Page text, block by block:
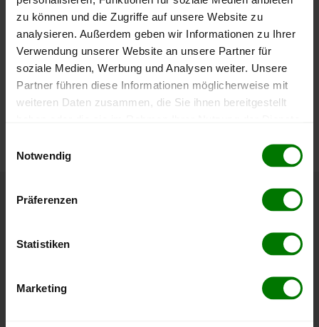
zu können und die Zugriffe auf unsere Website zu
analysieren. Außerdem geben wir Informationen zu Ihrer
Verwendung unserer Website an unsere Partner für
soziale Medien, Werbung und Analysen weiter. Unsere
Partner führen diese Informationen möglicherweise mit
weiteren Daten zusammen, die Sie ihnen bereitgestellt
Notwendig
Präferenzen
Statistiken
Marketing
lose Ware Sackware
September
2025
Januar
2026
Mai
2026
250 €
Die aktuelle Preisentwicklung für Holzpellets in Deutschland
Höchst- und Tiefststände der
Pelletspreise in Strausberg
Pelletspreise für lose Holzpellets und Holzpellets
. Das dazugehörige Datum zeigt,